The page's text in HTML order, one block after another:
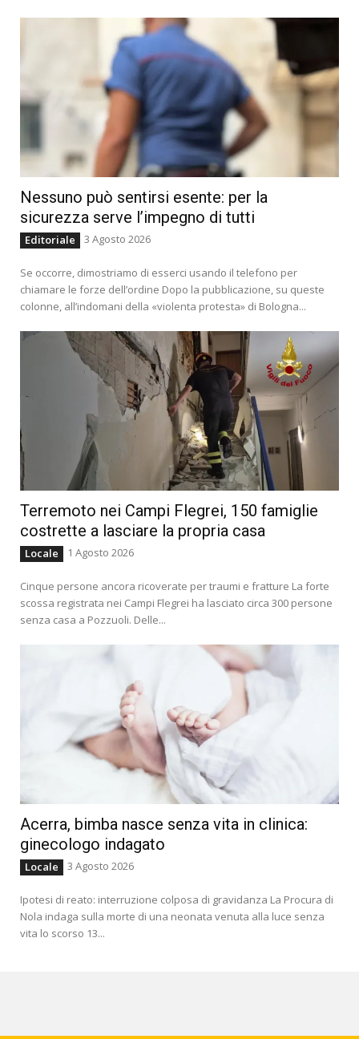
Nessuno può sentirsi esente: per la
sicurezza serve l’impegno di tutti
Editoriale 3 Agosto 2026
Se occorre, dimostriamo di esserci usando il telefono per
chiamare le forze dell’ordine Dopo la pubblicazione, su queste
colonne, all’indomani della «violenta protesta» di Bologna...
Terremoto nei Campi Flegrei, 150 famiglie
costrette a lasciare la propria casa
Locale 1 Agosto 2026
Cinque persone ancora ricoverate per traumi e fratture La forte
scossa registrata nei Campi Flegrei ha lasciato circa 300 persone
senza casa a Pozzuoli. Delle...
Acerra, bimba nasce senza vita in clinica:
ginecologo indagato
Locale 3 Agosto 2026
Ipotesi di reato: interruzione colposa di gravidanza La Procura di
Nola indaga sulla morte di una neonata venuta alla luce senza
vita lo scorso 13...